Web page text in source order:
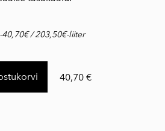
/ 203,50€-liiter
40,70 €